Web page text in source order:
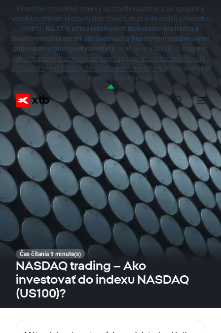
Finančné rozdielové zmluvy sú zložité nástroje a sú spojené s
vysokým rizikom rýchlych finančných strát v dôsledku pákového
efektu. Na 77 % účtov retailových investorov dochádza k
finančným stratám pri obchodovaní s finančnými rozdielovými
zmluvami u tohto poskytovateľa. Mali by ste zvážiť, či chápete,
ako finančné rozdielové zmluvy fungujú, a či si môžete dovoliť
podstúpiť vysoké riziko, že utrpíte finančné straty. Investovanie je
rizikové. Investujte zodpovedne.
Čas čítania 9 minute(s)
NASDAQ trading – Ako
investovať do indexu NASDAQ
(US100)?